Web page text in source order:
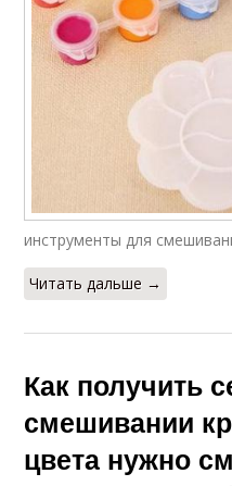
инструменты для
Читать дальше →
Как получить
смешивании
цвета нужно